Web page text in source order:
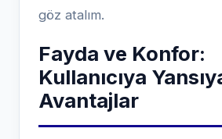
göz atalım.
Fayda ve Konfor:
Kullanıcıya
Avantajlar